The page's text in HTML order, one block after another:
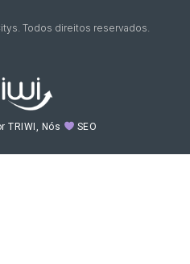
Todos direitos reservados.
TRIWI, Nós SEO